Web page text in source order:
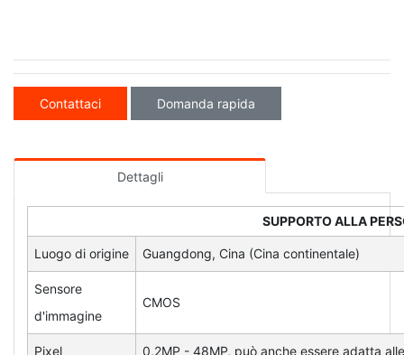
Contattaci Domanda rapida
Dettagli
SUPPORTO ALLA
Luogo di origine Guangdong, Cina (Cina continentale)
Sensore
d'immagine
CMOS
Pixel 0,2MP - 48MP, può anche essere adatta